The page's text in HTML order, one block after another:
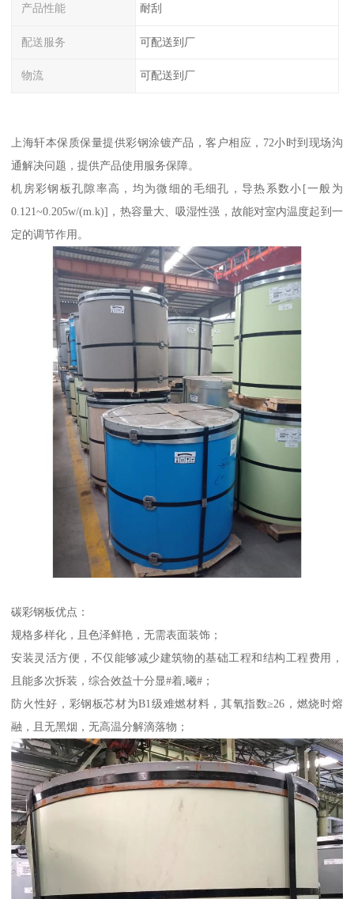
产品性能 耐刮
配送服务 可配送到厂
物流 可配送到厂
上海轩本保质保量提供彩钢涂镀产品，客户相应，72小时到现场沟
通解决问题，提供产品使用服务保障。
机房彩钢板孔隙率高，均为微细的毛细孔，导热系数小[一般为
0.121~0.205w/(m.k)]，热容量大、吸湿性强，故能对室内温度起到一
定的调节作用。
碳彩钢板优点：
规格多样化，且色泽鲜艳，无需表面装饰；
安装灵活方便，不仅能够减少建筑物的基础工程和结构工程费用，
且能多次拆装，综合效益十分显#着,曦#；
防火性好，彩钢板芯材为B1级难燃材料，其氧指数≥26，燃烧时熔
融，且无黑烟，无高温分解滴落物；